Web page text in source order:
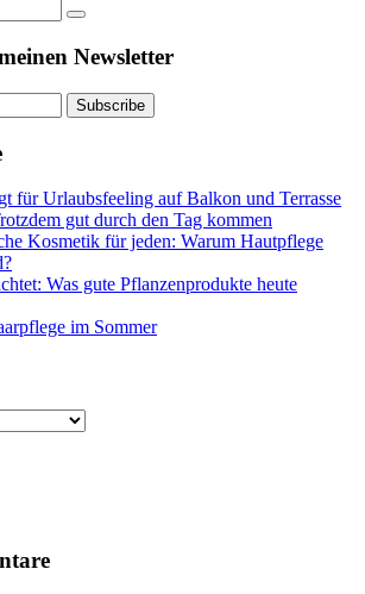
Newsletter
Subscribe
für Urlaubsfeeling auf Balkon und Terrasse
gut durch den Tag kommen
Kosmetik für jeden: Warum Hautpflege
Was gute Pflanzenprodukte heute
im Sommer